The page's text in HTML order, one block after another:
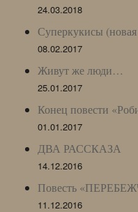
24.03.2018
Суперкукисы
08.02.2017
Живут же люди…
25.01.2017
Конец повести
01.01.2017
ДВА РАССКАЗА
14.12.2016
Повесть
11.12.2016